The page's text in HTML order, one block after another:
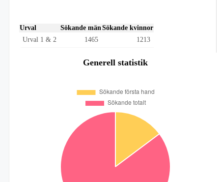
Urval Sökande mänSökande kvinnor
Urval 1 & 2
1465 1213
Generell statistik